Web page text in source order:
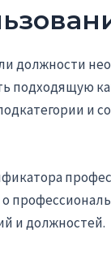
должности
подходящую
и
и должностей.